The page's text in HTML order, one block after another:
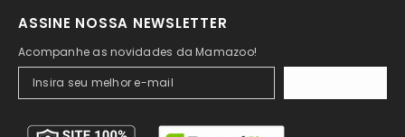
ASSINE NOSSA NEWSLETTER
Acompanhe as novidades da Mamazoo!